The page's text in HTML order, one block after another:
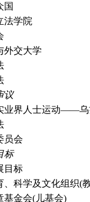
国
法学院
外交大学
议
业界人士运动――乌
员会
标
目标
、科学及文化组织(
基金会(儿基会)